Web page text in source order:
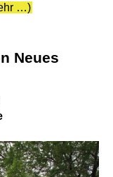
…)
Neues